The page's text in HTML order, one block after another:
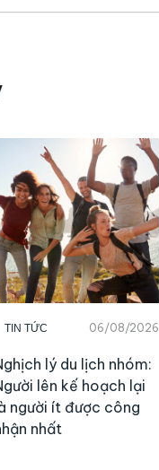
TIN TỨC 06/08/2026
lý du lịch nhóm:
lên kế hoạch lại
người ít được công
nhất